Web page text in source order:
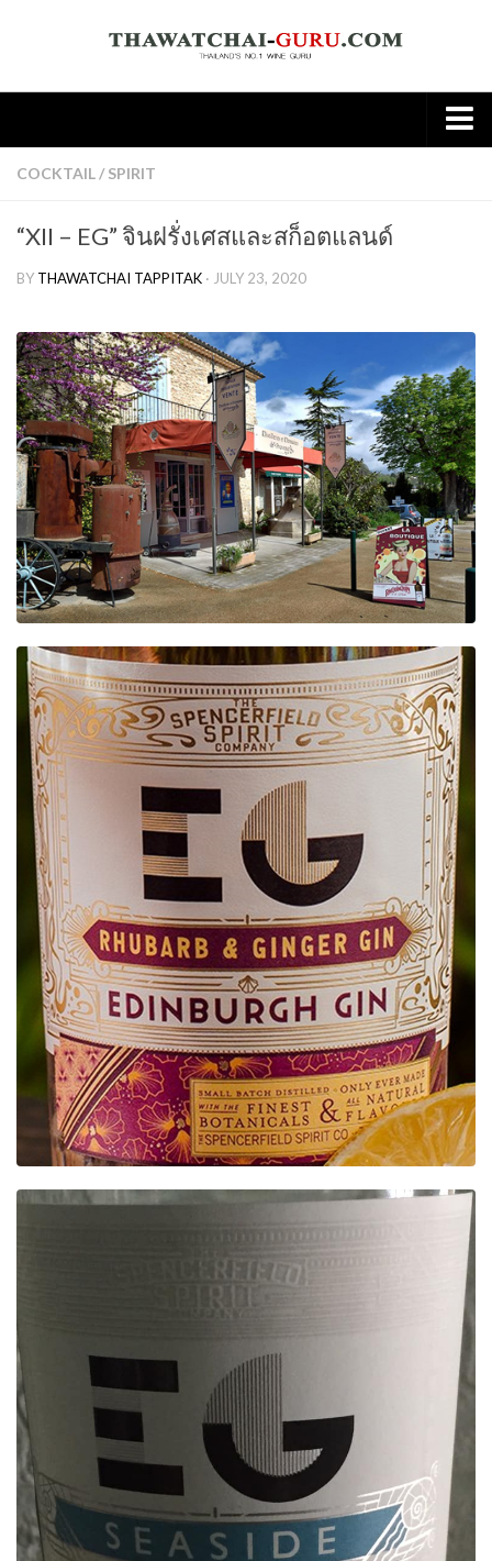
Home
Wine
Old World
Knowledge
Tasting Note
Wine & Food
Spirit
Beer
Cocktail
Travel & Tasted
News
Contact
COCKTAIL/ SPIRIT
“XII – EG” จินฝรั่งเศสและสก็อตแลนด์
BY THAWATCHAI TAPPITAK · JULY 23, 2020